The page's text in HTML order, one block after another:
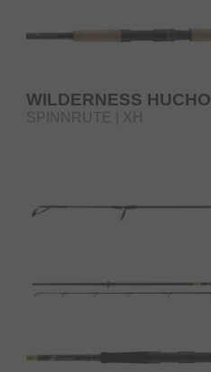
WILDERNESS HUCHO
SPINNRUTE | XH